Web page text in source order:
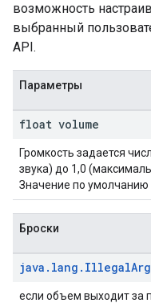
возможность
выбранный
API.
Параметры
float volume
Громкость задается
звука) до 1,0
Значение по умолчанию
Броски
java . lang . Illegal
если объем выходит за